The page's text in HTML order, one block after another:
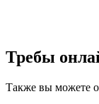
Требы
Также вы можете